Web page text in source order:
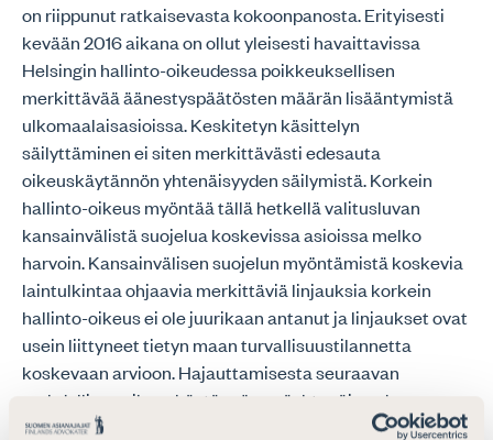
on riippunut ratkaisevasta kokoonpanosta. Erityisesti
kevään 2016 aikana on ollut yleisesti havaittavissa
Helsingin hallinto-oikeudessa poikkeuksellisen
merkittävää äänestyspäätösten määrän lisääntymistä
ulkomaalaisasioissa. Keskitetyn käsittelyn
säilyttäminen ei siten merkittävästi edesauta
oikeuskäytännön yhtenäisyyden säilymistä. Korkein
hallinto-oikeus myöntää tällä hetkellä valitusluvan
kansainvälistä suojelua koskevissa asioissa melko
harvoin. Kansainvälisen suojelun myöntämistä koskevia
laintulkintaa ohjaavia merkittäviä linjauksia korkein
hallinto-oikeus ei ole juurikaan antanut ja linjaukset ovat
usein liittyneet tietyn maan turvallisuustilannetta
koskevaan arvioon. Hajauttamisesta seuraavan
mahdollisen oikeuskäytännön epäyhtenäisyyden
seurauksena voi olla odotettavissa, että korkeimman